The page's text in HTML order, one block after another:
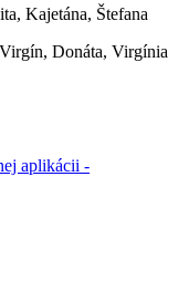
Kajetána, Štefana
Donáta, Virgínia
aplikácii -